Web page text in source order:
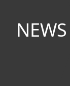
NEWS